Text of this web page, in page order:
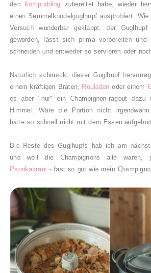
den
Kohlpudding zubereitet habe, wieder
einen Semmelknödelguglhupf ausprobiert.
Versuch wunderbar geklappt, der
geworden, lässt sich prima vorbereiten und
schneiden und entweder so servieren oder
Natürlich schmeckt dieser Guglhupf
einem kräftigen Braten, Rouladen oder einem
es aber "nur" ein Champignon-ragout
Himmel. Wäre die Portion nicht
hätte so schnell nicht mit dem Essen
Die Reste des Guglhupfs hab ich am
und weil die Champignons alle
Paprikakraut - fast so gut wie mein